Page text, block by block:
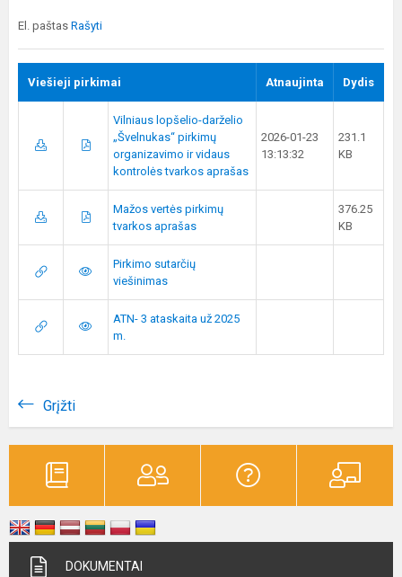
El. paštas Rašyti
Viešieji pirkimai Atnaujinta Dydis
Vilniaus lopšelio-darželio
„Švelnukas“ pirkimų
organizavimo ir vidaus
kontrolės tvarkos aprašas
2026-01-23
13:13:32
231.1
KB
Mažos vertės pirkimų
tvarkos aprašas
376.25
KB
Pirkimo sutarčių
viešinimas
ATN- 3 ataskaita už 2025
m.
Grįžti
DOKUMENTAI